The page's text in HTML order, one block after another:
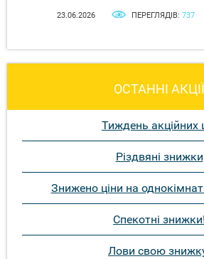
23.06.2026 ПЕРЕГЛЯДІВ: 737
ОСТАННІ АКЦІЇ
Тиждень акційних
Різдвяні знижки
Знижено ціни на
Спекотні знижки!
Лови свою